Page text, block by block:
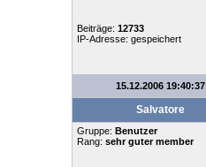
Beiträge: 12733
IP-Adresse: gespeichert
15.12.2006 19:40:37
Salvatore
Gruppe: Benutzer
Rang: sehr guter member